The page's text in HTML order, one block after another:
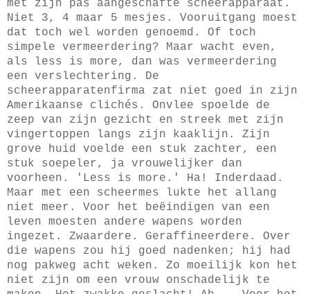
met zijn pas aangeschafte scheerapparaat.
Niet 3, 4 maar 5 mesjes. Vooruitgang moest
dat toch wel worden genoemd. Of toch
simpele vermeerdering? Maar wacht even,
als less is more, dan was vermeerdering
een verslechtering. De
scheerapparatenfirma zat niet goed in zijn
Amerikaanse clichés. Onvlee spoelde de
zeep van zijn gezicht en streek met zijn
vingertoppen langs zijn kaaklijn. Zijn
grove huid voelde een stuk zachter, een
stuk soepeler, ja vrouwelijker dan
voorheen. 'Less is more.' Ha! Inderdaad.
Maar met een scheermes lukte het allang
niet meer. Voor het beëindigen van een
leven moesten andere wapens worden
ingezet. Zwaardere. Geraffineerdere. Over
die wapens zou hij goed nadenken; hij had
nog pakweg acht weken. Zo moeilijk kon het
niet zijn om een vrouw onschadelijk te